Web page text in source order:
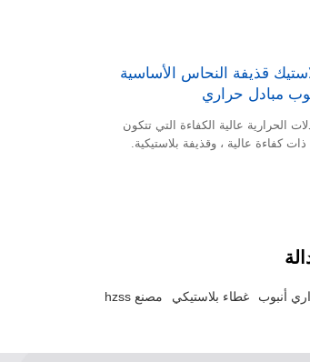
قذيفة النحاس الأساسية
مبادل حراري
الحرارية عالية الكفاءة التي تتكون
كفاءة عالية ، وقذيفة بلاستيكية.
أنبوب غطاء بلاستيكي مصنع hzss